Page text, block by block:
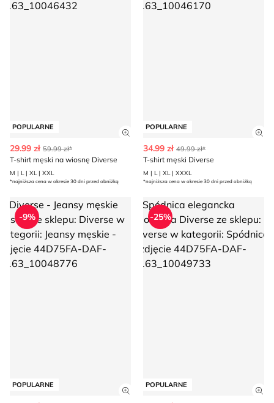
POPULARNE
Zobacz szczegóły produktu
29.99 zł 59.99 zł*
T-shirt męski na wiosnę Diverse
M | L | XL | XXL
*najniższa cena w okresie 30 dni przed obniżką
POPULARNE
34.99 zł 49.99 zł*
T-shirt męski Diverse
M | L | XL | XXXL
*najniższa cena w okresie 30 dni przed obniżką
- Jeansy męskie casual
POPULARNE
-9%
Zobacz szczegóły produktu
Spódnica elegancka
POPULARNE
-25%